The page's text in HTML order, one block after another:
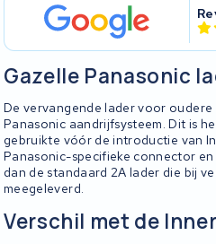
Gazelle Panasonic
De vervangende lader voor
Panasonic aandrijfsysteem. Dit is
gebruikte vóór de introductie van
Panasonic-specifieke connector
dan de standaard 2A lader die bij
meegeleverd.
Verschil met de